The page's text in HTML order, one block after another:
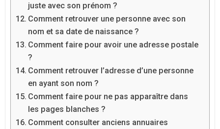
juste avec son prénom ?
Comment retrouver une personne avec son
nom et sa date de naissance ?
Comment faire pour avoir une adresse postale
?
Comment retrouver l’adresse d’une personne
en ayant son nom ?
Comment faire pour ne pas apparaître dans
les pages blanches ?
Comment consulter anciens annuaires